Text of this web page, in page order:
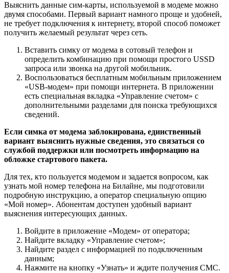
Выяснить данные сим-карты, используемой в модеме можно
двумя способами. Первый вариант намного проще и удобней,
не требует подключения к интернету, второй способ поможет
получить желаемый результат через сеть.
Вставить симку от модема в сотовый телефон и
определить комбинацию при помощи простого USSD
запроса или звонка на другой мобильник.
Воспользоваться бесплатным мобильным приложением
«USB-модем» при помощи интернета. В приложении
есть специальная вкладка «Управление счетом» с
дополнительными разделами для поиска требующихся
сведений.
Если симка от модема заблокирована, единственный
вариант выяснить нужные сведения, это связаться со
службой поддержки или посмотреть информацию на
обложке стартового пакета.
Для тех, кто пользуется модемом и задается вопросом, как
узнать мой номер телефона на Билайне, мы подготовили
подробную инструкцию, а оператор специальную опцию
«Мой номер». Абонентам доступен удобный вариант
выяснения интересующих данных.
Войдите в приложение «Модем» от оператора;
Найдите вкладку «Управление счетом»;
Найдите раздел с информацией по подключенным
данным;
Нажмите на кнопку «Узнать» и ждите получения СМС.